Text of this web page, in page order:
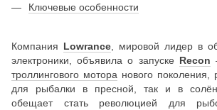
Ключевые особенности
Компания Lowrance , мировой лидер в
электроники, объявила о запуске Recon
троллингового мотора нового поколения,
для рыбалки в пресной, так и в
обещает стать революцией для